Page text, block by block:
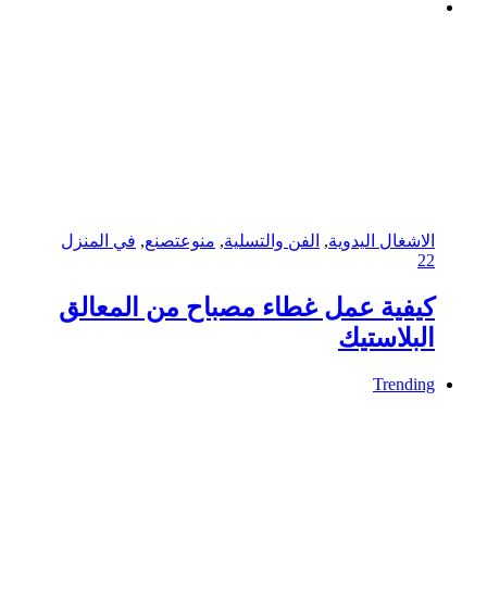
الاشغال اليدوية, الفن والتسلية, منوعتصنع, في المنزل
22
كيفية عمل غطاء مصباح من المعالق
البلاستيك
Trending